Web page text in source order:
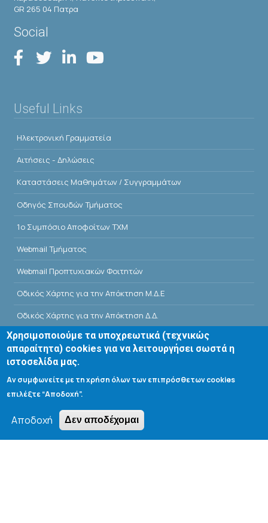
GR 265 04 Πατρα
Social
Useful Links
Ηλεκτρονική Γραμματεία
Αιτήσεις - Δηλώσεις
Kαταστάσεις Μαθημάτων / Συγγραμμάτων
Οδηγός Σπουδών Τμήματος
1o Συμπόσιο Αποφοίτων ΤΧΜ
Webmail Τμήματος
Webmail Προπτυχιακών Φοιτητών
Οδικός Χάρτης για την Απόκτηση Μ.Δ.Ε
Οδικός Χάρτης για την Απόκτηση Δ.Δ.
E-Class
Αίθουσες Σεμιναρίων - Πρόγραμμα
Βιβλιοθήκη Τμήματος
Χρησιμοποιούμε τα υποχρεωτικά (τεχνικώς
απαραίτητα) cookies για να λειτουργήσει σωστά η
ιστοσελίδα μας.
Αν συμφωνείτε με τη χρήση όλων των επιπρόσθετων cookies
επιλέξτε “Αποδοχή”.
Αποδοχή Δεν αποδέχομαι